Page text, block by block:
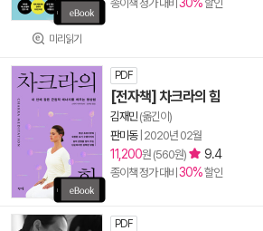
미리읽기
종이책 정가 대비 할인
PDF
[전자책] 차크라의 힘
김재민(옮긴이)
판미동| 2020년 02월
11,200원 (560원) 9.4
종이책 정가 대비 30%할인
PDF